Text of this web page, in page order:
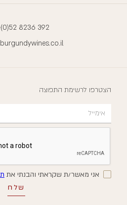
8236 392
הצטרפו לרשימת התפוצה
אני מאשר/ת שקראתי והבנתי את